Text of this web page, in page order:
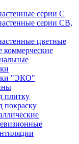
серии С
серии СВ,
цветные
коммерческие
"ЭКО"
плитку